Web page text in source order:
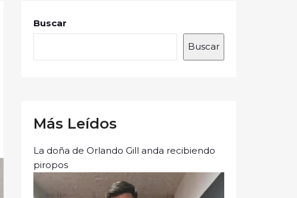
Buscar
Buscar
Más Leídos
La doña de Orlando Gill anda recibiendo
piropos